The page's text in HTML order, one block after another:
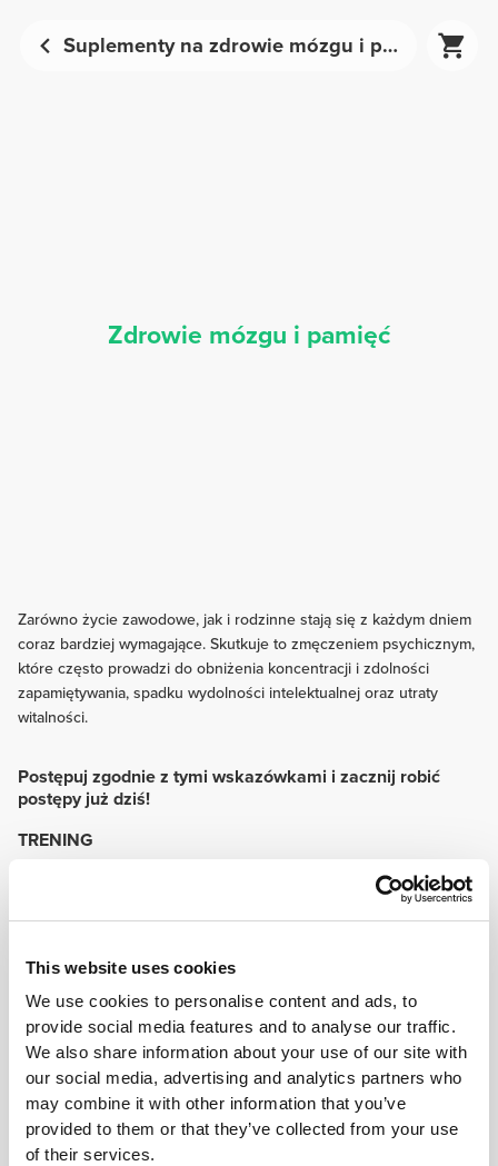
This website uses cookies
We use cookies to personalise content and ads, to
provide social media features and to analyse our traffic.
We also share information about your use of our site with
our social media, advertising and analytics partners who
may combine it with other information that you’ve
provided to them or that they’ve collected from your use
of their services.
Suplementy na zdrowie mózgu i pamięć | Prozis
Zdrowie mózgu i pamięć
Zarówno życie zawodowe, jak i rodzinne stają się z każdym dniem
coraz bardziej wymagające. Skutkuje to zmęczeniem psychicznym,
które często prowadzi do obniżenia koncentracji i zdolności
zapamiętywania, spadku wydolności intelektualnej oraz utraty
witalności.
Postępuj zgodnie z tymi wskazówkami i zacznij robić
postępy już dziś!
TRENING
umiarkowanej intensywności pomaga poprawić wydolność intelektualną u
Zdrowa dieta stanowi podstawę prawidłowego funkcjonowania
zawierające dobre źródła kwasów omega-3, niezbędnych kwasów
tłuszczowych, lecytyny sojowej i przeciwutleniaczy, sprzyja koncentracji,
zapamiętywaniu, a także wspiera inne funkcje mózgu.
SUPLEMENTACJA
Istnieją naturalne suplementy z ekstraktami roślinnymi i składnikami
odżywczymi, które pomagają poprawić pamięć oraz inne zdolności
intelektualne.